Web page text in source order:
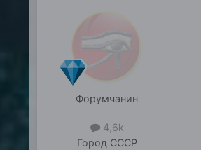
Форумчанин
4,6k
Город СССР